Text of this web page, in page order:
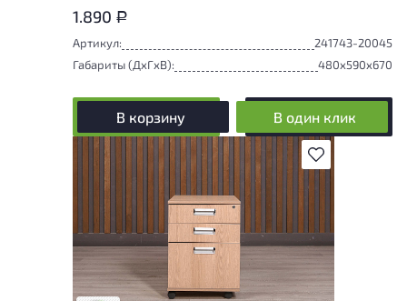
1.890 Р
Артикул:
241743-20045
Габариты (ДxГxВ):
480x590x670
В корзину В один клик
В избранное
Товар представлен с низкими степенями
износа. От состояния, приближенного к
новому, до незначительных следов
эксплуатации. Подробнее об износе в
разделе характеристики.